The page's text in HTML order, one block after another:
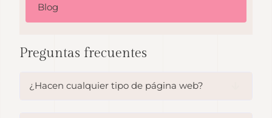
Blog
Preguntas frecuentes
¿Hacen cualquier tipo de página web?